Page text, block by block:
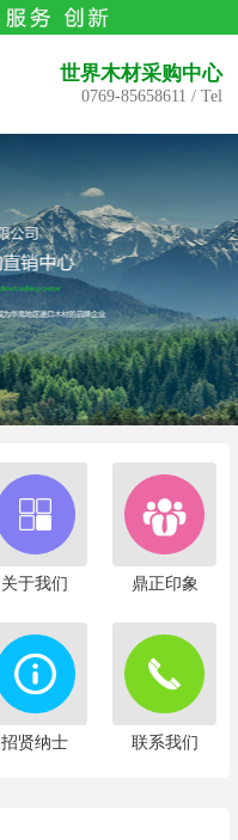
世界木材采购中心
0769-85658611 / Tel
关于我们 鼎正印象
招贤纳士 联系我们